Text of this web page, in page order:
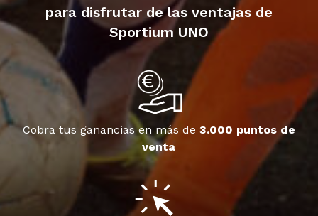
para disfrutar de las ventajas de
Sportium UNO
Cobra tus ganancias en más de 3.000 puntos de
venta